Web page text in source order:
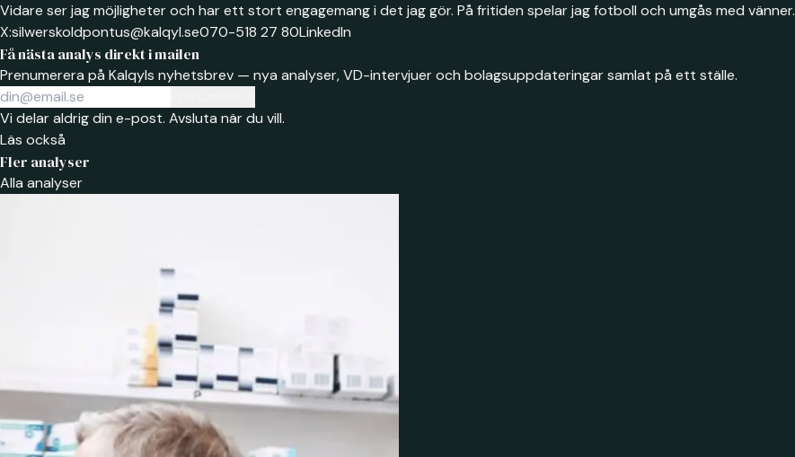
Vidare ser jag möjligheter och har ett stort engagemang i det jag gör. På fritiden spelar jag fotboll och umgås med vänner.
X:silwerskoldpontus@kalqyl.se070-518 27 80LinkedIn
Få nästa analys direkt i mailen
Prenumerera på Kalqyls nyhetsbrev — nya analyser, VD-intervjuer och bolagsuppdateringar samlat på ett ställe.
Vi delar aldrig din e-post. Avsluta när du vill.
Läs också
Fler analyser
Alla analyser